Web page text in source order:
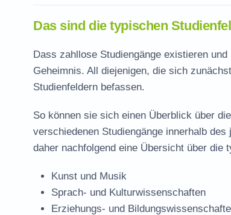
Das sind die typischen
Dass zahllose Studiengänge existieren
Geheimnis. All diejenigen, die sich
Studienfeldern befassen.
So können sie sich einen Überblick über
verschiedenen Studiengänge innerhalb
daher nachfolgend eine Übersicht über die
Kunst und Musik
Sprach- und Kulturwissenschaften
Erziehungs- und